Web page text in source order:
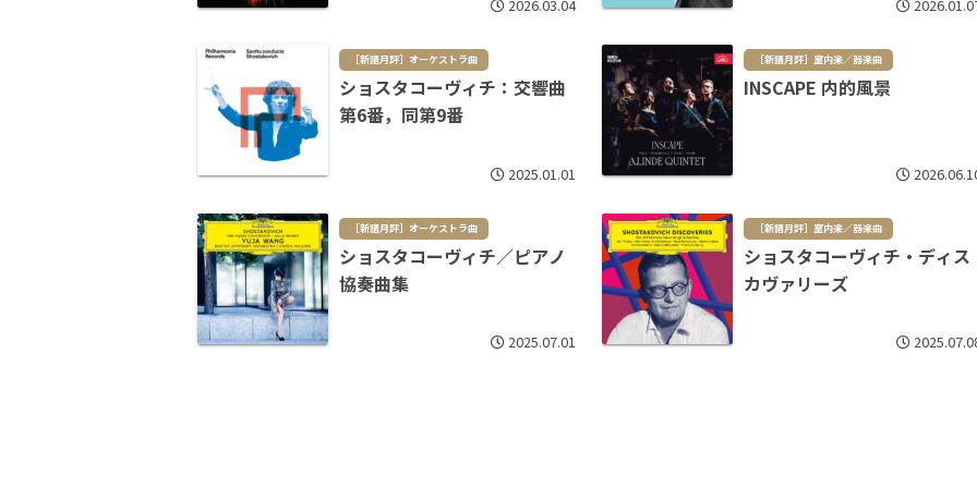
2026.03.04
［新譜月評］オーケストラ曲
ショスタコーヴィチ：交響曲
第6番，同第9番
2025.01.01
［新譜月評］室内楽／器楽曲
INSCAPE 内的風景
［新譜月評］オーケストラ曲
ショスタコーヴィチ／ピアノ
協奏曲集
2025.07.01
［新譜月評］室内楽／器楽曲
ショスタコーヴィチ・ディス
カヴァリーズ